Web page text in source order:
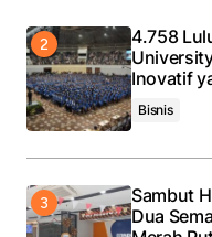
4.758
Inovatif
Bisnis
Sambut
Dua